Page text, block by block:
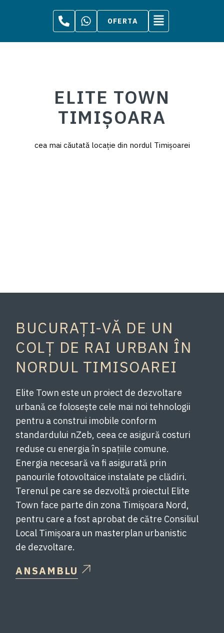
OFERTA
ELITE TOWN
TIMIȘOARA
cea mai căutată locație din nordul Timișoarei
BUCURAȚI-VĂ DE UN
COLȚ DE RAI URBAN ÎN
NORDUL TIMISOAREI
Elite Town este un proiect de dezvoltare
urbană ce folosește cele mai noi tehnologii
pentru a construi imobile conform
standardului nZeb, ceea ce asigură costuri
reduse cu energia în spațiile comune.
Energia necesară va fi asigurată prin
panourile fotovoltaice instalate pe clădiri.
Terenul pe care se dezvoltă proiectul Elite
Town face parte din zona Timișoara Nord,
pentru care a fost aprobat de către Consiliul
Local Timișoara un masterplan urbanistic
de dezvoltare.
ANSAMBLU